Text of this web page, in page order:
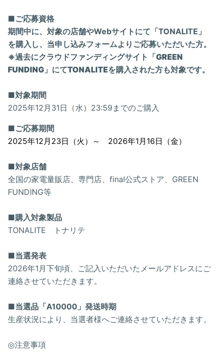
■ご応募資格
期間中に、対象の店舗やWebサイトにて「TONALITE」
を購入し、当申し込みフォームよりご応募いただいた方。
※過去にクラウドファンディングサイト「GREEN
FUNDING」にてTONALITEを購入された方も対象です。
■対象期間
2025年12月31日（水）23:59までのご購入
■ご応募期間
2025年12月23日（火）～ 2026年1月16日（金）
■対象店舗
全国の家電量販店、専門店、final公式ストア、GREEN
FUNDING等
■購入対象製品
TONALITE トナリテ
■当選発表
2026年1月下旬頃、ご記入いただいたメールアドレスにご
連絡させていただきます。
■当選品「A10000」発送時期
生産状況により、当選者様へご連絡させていただきます。
◎注意事項